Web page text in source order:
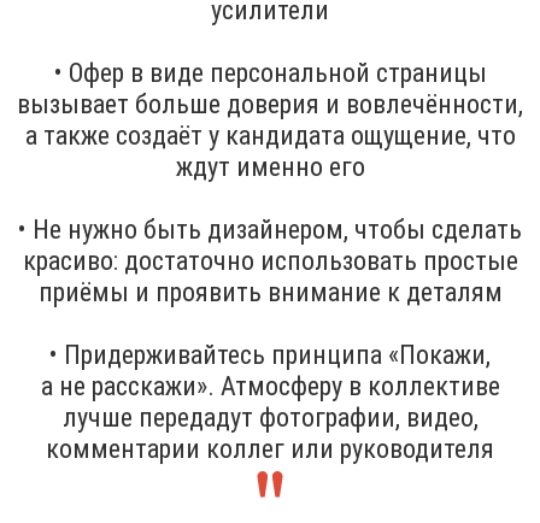
усилители
• Офер в виде персональной страницы
вызывает больше доверия и вовлечённости,
а также создаёт у кандидата ощущение, что
ждут именно его
• Не нужно быть дизайнером, чтобы сделать
красиво: достаточно использовать простые
приёмы и проявить внимание к деталям
• Придерживайтесь принципа «Покажи,
а не расскажи». Атмосферу в коллективе
лучше передадут фотографии, видео,
комментарии коллег или руководителя